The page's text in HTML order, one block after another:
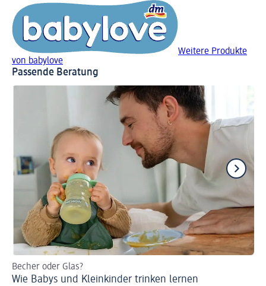
Weitere Produkte
von babylove
Passende Beratung
Becher oder Glas?
Wie Babys und Kleinkinder trinken lernen